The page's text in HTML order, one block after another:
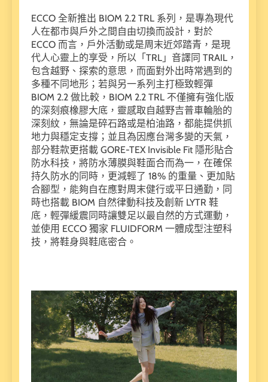
ECCO 全新推出 BIOM 2.2 TRL 系列，是專為現代
人在都市與戶外之間自由切換而設計，對於
ECCO 而言，戶外活動或是周末近郊踏青，是現
代人心靈上的享受，所以「TRL」音譯同 TRAIL，
包含越野、探索的意思，而面對外出時常遇到的
多種不同地形；若與另一系列主打極致輕彈
BIOM 2.2 做比較，BIOM 2.2 TRL 不僅擁有強化版
的深刻痕橡膠大底，靈感取自越野吉普車輪胎的
深刻紋，無論是碎石路或是柏油路，都能提供抓
地力與穩定支撐；並且為因應台灣多變的天氣，
部分鞋款更搭載 GORE-TEX Invisible Fit 隱形貼合
防水科技，將防水薄膜與鞋面合而為一，在確保
持久防水的同時，更減輕了 18% 的重量、更加貼
合腳型，能夠自在應對周末健行或平日通勤，同
時也搭載 BIOM 自然律動科技及創新 LYTR 鞋
底，輕彈緩震同時讓雙足以最自然的方式運動，
並使用 ECCO 獨家 FLUIDFORM 一體成型注塑科
技，將鞋身與鞋底密合。